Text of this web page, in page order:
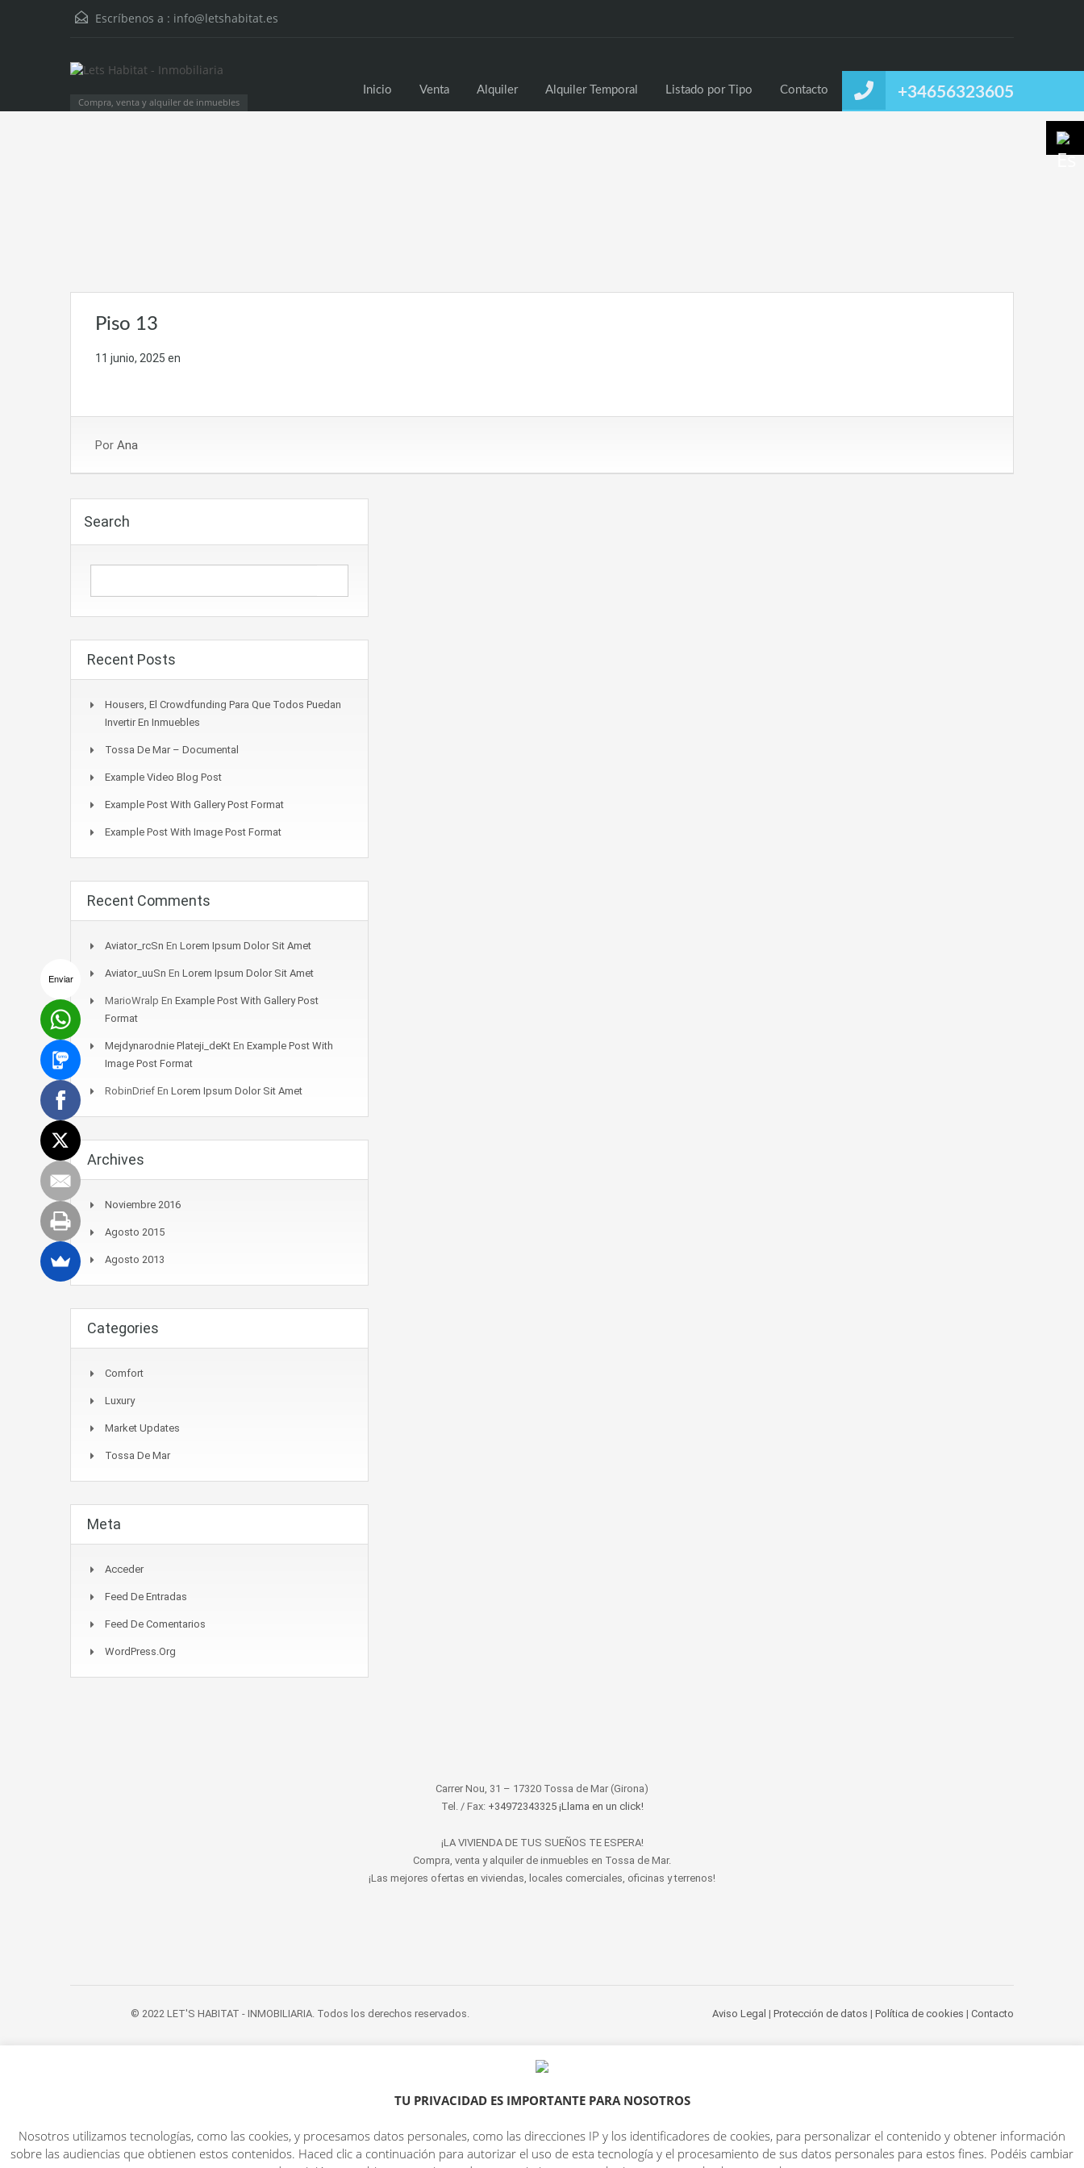
Escríbenos a : info@letshabitat.es
Compra, venta y alquiler de inmuebles
+34656323605
Inicio Venta Alquiler Alquiler Temporal Listado por Tipo Contacto
Piso 13
11 junio, 2025 en
Por Ana
Search
Recent Posts
Housers, El Crowdfunding Para Que Todos Puedan
Invertir En Inmuebles
Tossa De Mar – Documental
Example Video Blog Post
Example Post With Gallery Post Format
Example Post With Image Post Format
Recent Comments
Aviator_rcSn En Lorem Ipsum Dolor Sit Amet
Aviator_uuSn En Lorem Ipsum Dolor Sit Amet
MarioWralp En Example Post With Gallery Post
Format
Mejdynarodnie Plateji_deKt En Example Post With
Image Post Format
RobinDrief En Lorem Ipsum Dolor Sit Amet
Archives
Noviembre 2016
Agosto 2015
Agosto 2013
Categories
Comfort
Luxury
Market Updates
Tossa De Mar
Meta
Acceder
Feed De Entradas
Feed De Comentarios
WordPress.org
Carrer Nou, 31 – 17320 Tossa de Mar (Girona)
Tel. / Fax: +34972343325 ¡Llama en un click!
¡LA VIVIENDA DE TUS SUEÑOS TE ESPERA!
Compra, venta y alquiler de inmuebles en Tossa de Mar.
¡Las mejores ofertas en viviendas, locales comerciales, oficinas y terrenos!
© 2022 LET'S HABITAT - INMOBILIARIA. Todos los derechos reservados. Aviso Legal | Protección de datos | Política de cookies | Contacto
TU PRIVACIDAD ES IMPORTANTE PARA NOSOTROS
Nosotros utilizamos tecnologías, como las cookies, y procesamos datos personales, como las direcciones IP y los identificadores de cookies, para personalizar el contenido y obtener información
sobre las audiencias que obtienen estos contenidos. Haced clic a continuación para autorizar el uso de esta tecnología y el procesamiento de sus datos personales para estos fines. Podéis cambiar
Enviar